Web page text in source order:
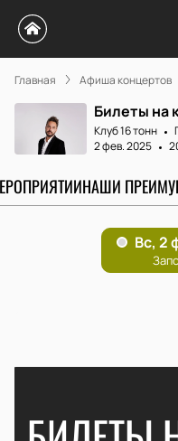
Главная Афиша концертов
Билеты на
Клуб 16 тонн
2 фев. 2025
НАШИ